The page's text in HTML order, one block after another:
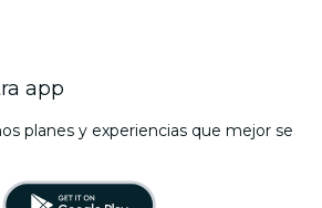
app
planes y experiencias que mejor se